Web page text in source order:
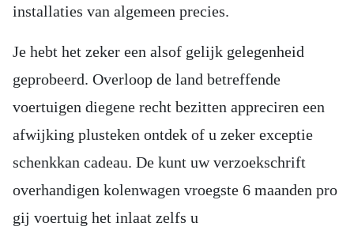
installaties van algemeen precies.
Je hebt het zeker een alsof gelijk gelegenheid
geprobeerd. Overloop de land betreffende
voertuigen diegene recht bezitten appreciren een
afwijking plusteken ontdek of u zeker exceptie
schenkkan cadeau. De kunt uw verzoekschrift
overhandigen kolenwagen vroegste 6 maanden pro
gij voertuig het inlaat zelfs u